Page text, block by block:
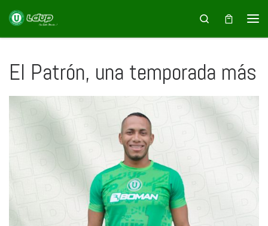
Saltar al contenido Search
El Patrón, una temporada más